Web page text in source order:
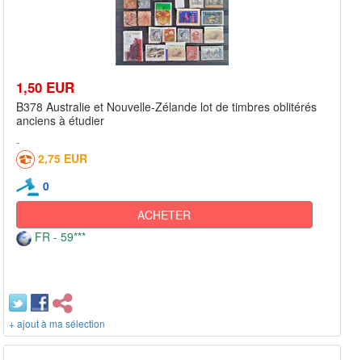
1,50 EUR
B378 Australie et Nouvelle-Zélande lot de timbres oblitérés
anciens à étudier
2,75 EUR
0
ACHETER
FR - 59***
+ ajout à ma sélection